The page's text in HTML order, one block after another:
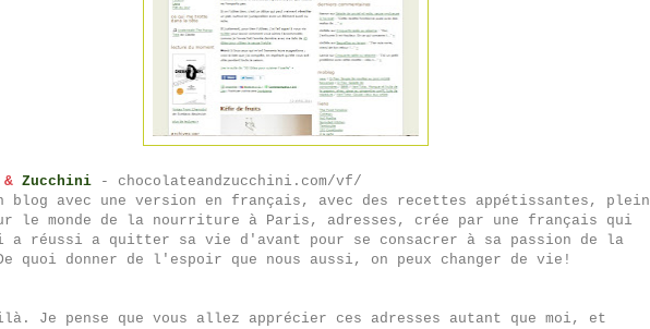
& Zucchini - chocolateandzucchini.com/vf/
blog avec une version en français, avec des recettes appétissantes, plein
le monde de la nourriture à Paris, adresses, crée par une français qui
a réussi a quitter sa vie d'avant pour se consacrer à sa passion de la
quoi donner de l'espoir que nous aussi, on peux changer de vie!
Je pense que vous allez apprécier ces adresses autant que moi, et